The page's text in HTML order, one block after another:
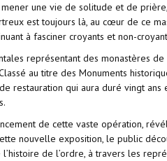
une vie de solitude et de
est toujours là, au cœur de ce
à fasciner croyants et non-
représentant des monastères
au titre des Monuments
restauration qui aura duré vingt
de cette vaste opération,
nouvelle exposition, le public
de l’ordre, à travers les